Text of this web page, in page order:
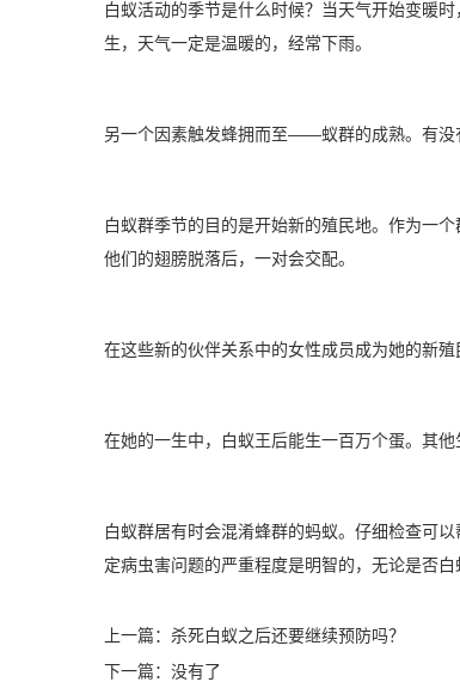
白蚁活动的季节是什么时候？当天气开始变暖
生，天气一定是温暖的，经常下雨。
另一个因素触发蜂拥而至——蚁群的成熟。有没
白蚁群季节的目的是开始新的殖民地。作为一
他们的翅膀脱落后，一对会交配。
在这些新的伙伴关系中的女性成员成为她的新
在她的一生中，白蚁王后能生一百万个蛋。其
白蚁群居有时会混淆蜂群的蚂蚁。仔细检查可
定病虫害问题的严重程度是明智的，无论是否白
上一篇： 杀死白蚁之后还要继续预防吗？
下一篇：没有了